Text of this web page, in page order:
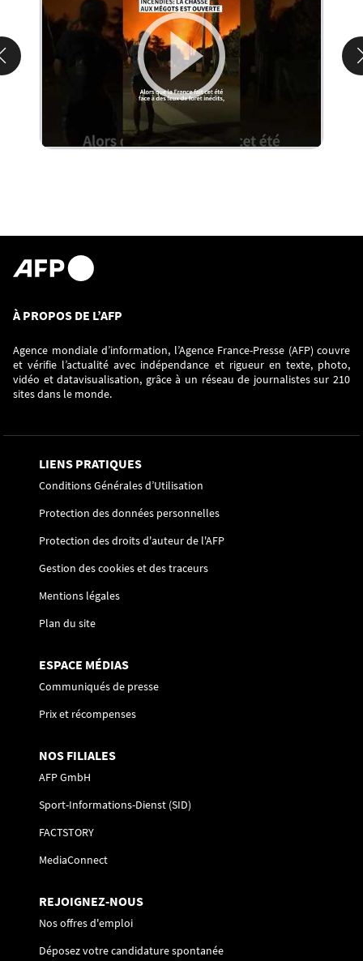
À PROPOS DE L’AFP
Agence mondiale d’information, l’Agence France-Presse (AFP) couvre
et vérifie l’actualité avec indépendance et rigueur en texte, photo,
vidéo et datavisualisation, grâce à un réseau de journalistes sur 210
sites dans le monde.
LIENS PRATIQUES
Conditions Générales d’Utilisation
Protection des données personnelles
Protection des droits d'auteur de l'AFP
Gestion des cookies et des traceurs
Mentions légales
Plan du site
ESPACE MÉDIAS
Communiqués de presse
Prix et récompenses
NOS FILIALES
AFP GmbH
Sport-Informations-Dienst (SID)
FACTSTORY
MediaConnect
REJOIGNEZ-NOUS
Nos offres d'emploi
Déposez votre candidature spontanée